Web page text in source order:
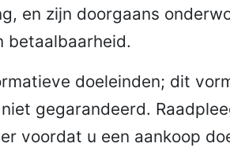
en zijn doorgaans
betaalbaarheid.
doeleinden; dit
gegarandeerd.
voordat u een aankoop